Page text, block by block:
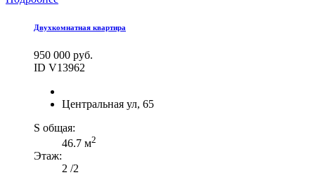
Двухкомнатная квартира
950 000 руб.
ID V13962
Центральная ул, 65
S общая:
46.7 м2
Этаж:
2 /2